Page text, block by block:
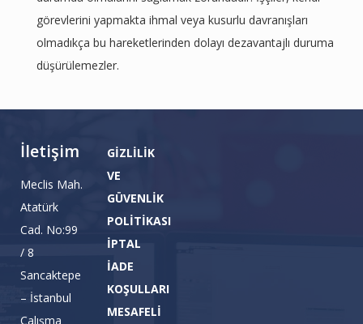
görevlerini yapmakta ihmal veya kusurlu davranışları
olmadıkça bu hareketlerinden dolayı dezavantajlı duruma
düşürülemezler.
İletişim
Meclis Mah.
Atatürk
Cad. No:99
/ 8
Sancaktepe
– İstanbul
Çalışma
GİZLİLİK
VE
GÜVENLİK
POLİTİKASI
İPTAL
İADE
KOŞULLARI
MESAFELİ